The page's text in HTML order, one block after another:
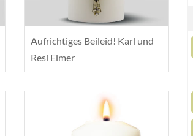
Aufrichtiges Beileid! Karl und
Resi Elmer